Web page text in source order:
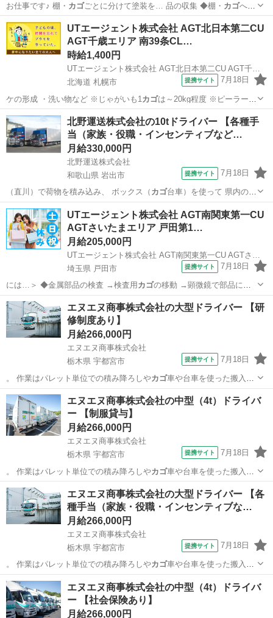
お仕事です♪ 棚・ カゴ ごとに分けて塗装を… 品の収集 ◆棚・ カゴへの
仕分け ◎新…
茨城 その他
UTエージェント株式会社 AGT北日本第二CU
AGT千歳エリア 南39条CL…
時給1,400円
UTエージェント株式会社 AGT北日本第二CU AGT千歳エリア 南39条CL 《AUKF1C》
北海道 札幌市
提携サイト 7月18日
ケの形成 ・洗い物など ※じゃがいも1 カゴは～20kg程度 ※ピーラーな
どの調理…
北海道 札幌市 その他
北野運送株式会社の10tドライバー 【各種手
当（家族・役職・インセンティブなど…
月給330,000円
北野運送株式会社
和歌山県 岩出市
提携サイト 7月18日
（直川）で荷物を積み込み、 ボックス（ カゴ台車）を使って 県内の各
営業所へ配送し…
和歌山 岩出市
UTエージェント株式会社 AGT南関東第一CU
AGTさいたまエリア 戸田第1…
月給205,000円
埼玉県 戸田市
提携サイト 7月18日
には…＞ ◆金属部品の検査 →検査用 カゴの移動 →顕微鏡で部品に傷
や凹みがない…
埼玉 倉庫管理
エヌエヌ商事株式会社の大型ドライバー 【研
修制度あり】
月給266,000円
エヌエヌ商事株式会社
栃木県 宇都宮市
提携サイト 7月18日
。 作業はパレット単位での積み降ろしやカゴ車や台車を使った搬入を
行うことが多く、…
栃木 宇都宮市 ドライバー
エヌエヌ商事株式会社の中型（4t）ドライバ
ー 【制服貸与】
月給266,000円
エヌエヌ商事株式会社
栃木県 宇都宮市
提携サイト 7月18日
。 作業はパレット単位での積み降ろしやカゴ車や台車を使った搬入を
行うことが多く、…
栃木 その他
エヌエヌ商事株式会社の大型ドライバー 【各
種手当（家族・役職・インセンティブな…
月給266,000円
エヌエヌ商事株式会社
栃木県 宇都宮市
提携サイト 7月18日
。 作業はパレット単位での積み降ろしやカゴ車や台車を使った搬入を
行うことが多く、…
栃木 宇都宮市 ドライバー
エヌエヌ商事株式会社の中型（4t）ドライバ
ー 【社会保険あり】
月給266,000円